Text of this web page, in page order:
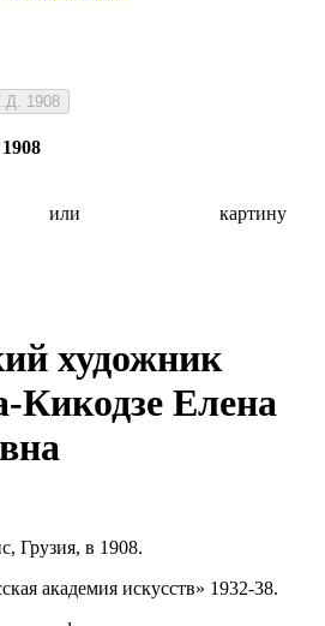
1908
или
картину
художник
Кикодзе Елена
Грузия, в 1908.
академия искусств» 1932-38.